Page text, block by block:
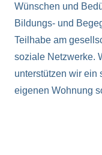
Wünschen und
Bildungs- und
Teilhabe am
soziale Netzwerke.
unterstützen wir ein
eigenen Wohnung